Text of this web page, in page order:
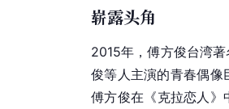
崭露头角
2015年，傅方俊台湾著
俊等人主演的青春偶像
傅方俊在《克拉恋人》